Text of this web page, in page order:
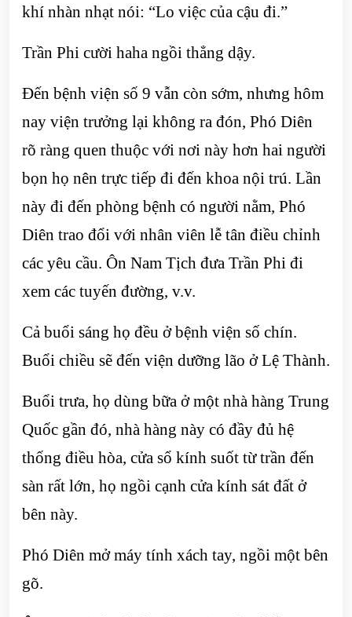
khí nhàn nhạt nói: “Lo việc của cậu đi.”
Trần Phi cười haha ngồi thẳng dậy.
Đến bệnh viện số 9 vẫn còn sớm, nhưng hôm
nay viện trưởng lại không ra đón, Phó Diên
rõ ràng quen thuộc với nơi này hơn hai người
bọn họ nên trực tiếp đi đến khoa nội trú. Lần
này đi đến phòng bệnh có người nằm, Phó
Diên trao đổi với nhân viên lễ tân điều chỉnh
các yêu cầu. Ôn Nam Tịch đưa Trần Phi đi
xem các tuyến đường, v.v.
Cả buổi sáng họ đều ở bệnh viện số chín.
Buổi chiều sẽ đến viện dưỡng lão ở Lệ Thành.
Buổi trưa, họ dùng bữa ở một nhà hàng Trung
Quốc gần đó, nhà hàng này có đầy đủ hệ
thống điều hòa, cửa sổ kính suốt từ trần đến
sàn rất lớn, họ ngồi cạnh cửa kính sát đất ở
bên này.
Phó Diên mở máy tính xách tay, ngồi một bên
gõ.